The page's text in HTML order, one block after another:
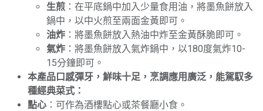
生煎 ：在平底鍋中加入少量食用油，將墨魚餅放入
鍋中，以中火煎至兩面金黃即可。
油炸 ：將墨魚餅放入熱油中炸至金黃酥脆即可。
氣炸 ：將墨魚餅放入氣炸鍋中，以180度氣炸10-
15分鐘即可。
本產品口感彈牙，鮮味十足，烹調應用廣泛，能駕馭多
種經典菜式：
點心 ：可作為酒樓點心或茶餐廳小食。